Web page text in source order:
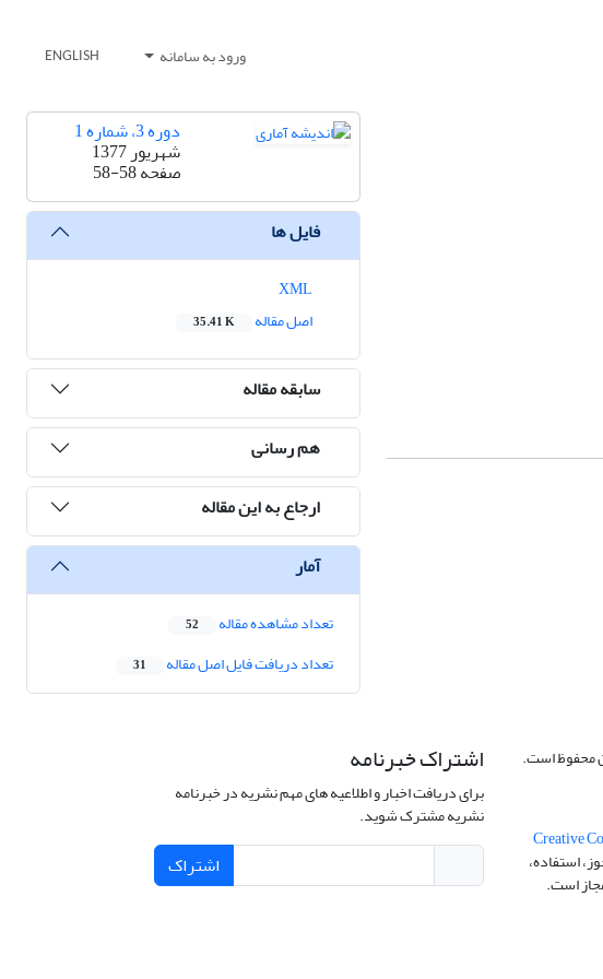
ورود به سامانه ENGLISH
دوره 3، شماره 1
شهریور 1377
صفحه58-58
فایل ها
اصل مقاله
35.41 K
سابقه مقاله
هم رسانی
ارجاع به این مقاله
آمار
تعداد مشاهده مقاله 52
تعداد دریافت فایل اصل مقاله 31
محفوظ است.
Creative
استفاده،
است.
اشتراک خبرنامه
برای دریافت اخبار و اطلاعیه های مهم نشریه در خبرنامه
نشریه مشترک شوید.
اشتراک